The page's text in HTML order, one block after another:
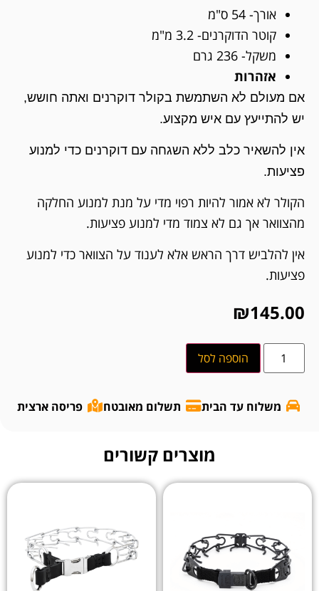
אורך- 54 ס"מ
קוטר הדוקרנים- 3.2 מ"מ
משקל- 236 גרם
אזהרות
אם מעולם לא השתמשת בקולר דוקרנים ואתה חושש,
יש להתייעץ עם איש מקצוע.
אין להשאיר כלב ללא השגחה עם דוקרנים כדי למנוע
פציעות.
הקולר לא אמור להיות רפוי מדי על מנת למנוע החלקה
מהצוואר אך גם לא צמוד מדי למנוע פציעות.
אין להלביש דרך הראש אלא לענוד על הצוואר כדי למנוע
פציעות.
₪145.00
הוספה לסל
משלוח עד הבית תשלום מאובטח פריסה ארצית
מוצרים קשורים